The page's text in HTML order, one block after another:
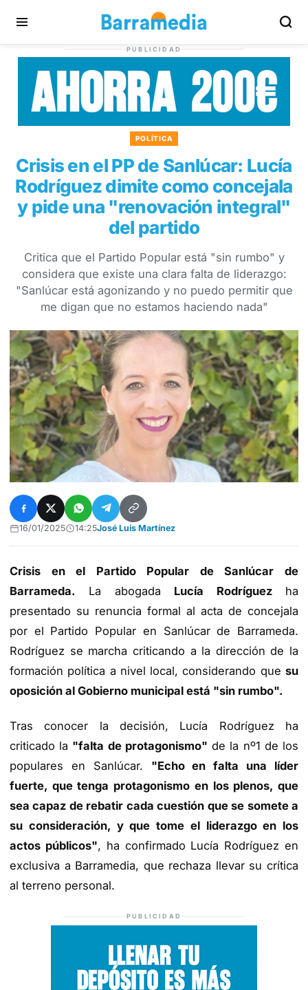
PUBLICIDAD
POLÍTICA
Crisis en el PP de Sanlúcar: Lucía
Rodríguez dimite como concejala
y pide una "renovación integral"
del partido
Critica que el Partido Popular está "sin rumbo" y
considera que existe una clara falta de liderazgo:
"Sanlúcar está agonizando y no puedo permitir que
me digan que no estamos haciendo nada"
16/01/2025 14:25José Luis Martínez
Crisis en el Partido Popular de Sanlúcar de
Barrameda. La abogada Lucía Rodríguezha
presentado su renuncia formal al acta de concejala
por el Partido Popular en Sanlúcar de Barrameda.
Rodríguez se marcha criticando a la dirección de la
formación política a nivel local, considerando que su
oposición al Gobierno municipal está "sin rumbo".
Tras conocer la decisión, Lucía Rodríguez ha
criticado la "falta de protagonismo" de la nº1 de los
populares en Sanlúcar. "Echo en falta una líder
fuerte, que tenga protagonismo en los plenos, que
sea capaz de rebatir cada cuestión que se somete a
su consideración, y que tome el liderazgo en los
actos públicos", ha confirmado Lucía Rodríguez en
exclusiva a Barramedia, que rechaza llevar su crítica
al terreno personal.
PUBLICIDAD